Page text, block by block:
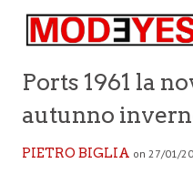
Ports 1961 la
autunno
PIETRO BIGLIA on 27/01/